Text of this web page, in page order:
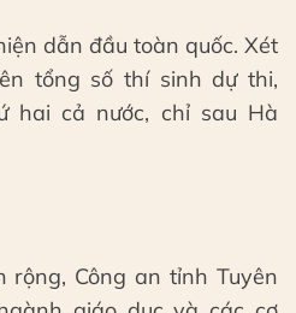
dẫn đầu toàn quốc. Xét
tổng số thí sinh dự thi,
hai cả nước, chỉ sau Hà
Công an tỉnh Tuyên